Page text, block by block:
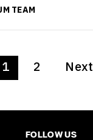
TEAM
1 2 Next
FOLLOW US